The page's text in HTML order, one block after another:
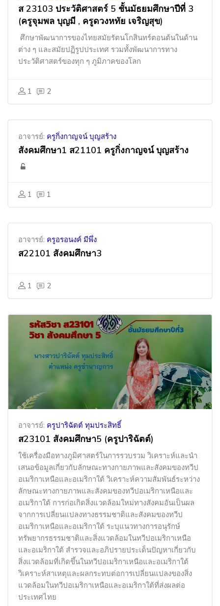
ส 23103 ประวัติศาสตร์ 5 ชั้นมัธยมศึกษาปีที่ 3
(ครูจุมพล บุญมี , ครูดวงหทัย เจริญสุข)
ศึกษาพัฒนาการของไทยสมัยรัตนโกสินทร์ตอนต้นในด้าน
ต่าง ๆ และสมัยปฏิรูปประเทศ รวมทั้งพัฒนาการทาง
ประวัติศาสตร์ของทุก ๆ ภูมิภาคของโลก
1 2
อาจารย์: ครูกิ่งกาญจน์ บุญสร้าง
สังคมศึกษา1 ส21101 ครูกิ่งกาญจน์ บุญสร้าง
1 1
อาจารย์: ครูอรอนงค์ มีพึ่ง
ส22101 สังคมศึกษา3
1 2
อาจารย์: ครูปาริฉัตต์ ทุมประสิทธิ์
ส23101 สังคมศึกษา5 (ครูปาริฉัตต์)
ใช้เครื่องมือทางภูมิศาสตร์ในการรวบรวม วิเคราะห์และนำ
เสนอข้อมูลเกี่ยวกับลักษณะทางกายภาพและสังคมของทวีป
อเมริกาเหนือและอเมริกาใต้ วิเคราะห์ความสัมพันธ์ระหว่าง
ลักษณะทางกายภาพและสังคมของทวีปอเมริกาเหนือและ
อเมริกาใต้ การก่อเกิดสิ่งแวดล้อมใหม่ทางสังคมอันเป็นผล
จากการเปลี่ยนแปลงทางธรรมชาติและสังคมของทวีป
อเมริกาเหนือและอเมริกาใต้ ระบุแนวทางการอนุรักษ์
ทรัพยากรธรรมชาติและสิ่งแวดล้อมในทวีปอเมริกาเหนือ
และอเมริกาใต้ สำรวจและอภิปรายประเด็นปัญหาเกี่ยวกับ
สิ่งแวดล้อมที่เกิดขึ้นในทวีปอเมริกาเหนือและอเมริกาใต้
วิเคราะห์สาเหตุและผลกระทบต่อการเปลี่ยนแปลงของสิ่ง
แวดล้อมในทวีปอเมริกาเหนือและอเมริกาใต้ที่ส่งผลต่อ
ประเทศไทย